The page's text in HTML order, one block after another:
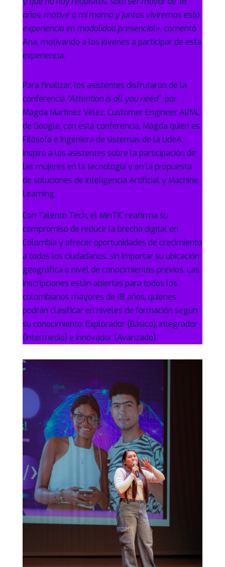
años, motivé a mi mamá y juntas viviremos esta
experiencia en modalidad presencial», comentó
Ana, motivando a los jóvenes a participar de esta
experiencia.
Para finalizar, los asistentes disfrutaron de la
conferencia “Attention is all you need”por
Magda Martínez Vélez, Customer Engineer AI/ML
de Google, con esta conferencia, Magda quien es
Filósofa e Ingeniera de sistemas de la UdeA,
inspiró a los asistentes sobre la participación de
las mujeres en la tecnología y en la propuesta
de soluciones de Inteligencia Artificial y Machine
Learning.
Con Talento Tech, el MinTIC reafirma su
compromiso de reducir la brecha digital en
Colombia y ofrecer oportunidades de crecimiento
a todos los ciudadanos, sin importar su ubicación
geográfica o nivel de conocimientos previos. Las
inscripciones están abiertas para todos los
colombianos mayores de 18 años, quienes
podrán clasificar en niveles de formación según
su conocimiento: Explorador (Básico), Integrador
(Intermedio) e Innovador (Avanzado).